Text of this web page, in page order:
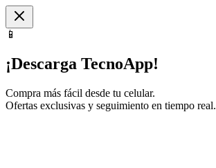
📱
¡Descarga TecnoApp!
Compra más fácil desde tu celular.
Ofertas exclusivas y seguimiento en tiempo real.